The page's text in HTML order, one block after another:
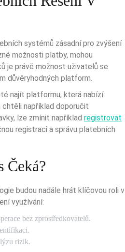
systémů zásadní pro zvýšení
možnosti platby, mohou
je právě možnost uživatelů se
důvěryhodných platform.
například doporučit
lze zmínit například registrovat
registraci a správu platebních
Čeká?
budou nadále hrát klíčovou roli v
využívání:
bez zprostředkovatelů.
rizik.